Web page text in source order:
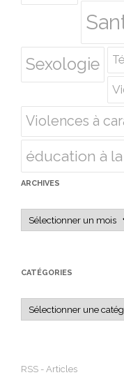
Sexologie
Violences à
éducation à
ARCHIVES
Archives
CATÉGORIES
Catégories
RSS - Articles